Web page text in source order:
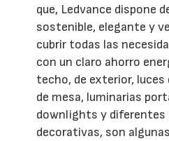
que, Ledvance dispone
sostenible, elegante y
cubrir todas las
con un claro ahorro
techo, de exterior, luces
de mesa, luminarias
downlights y diferentes
decorativas, son